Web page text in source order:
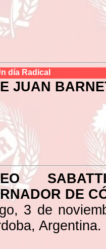
día Radical
JUAN
DE
3 de
Argentina.